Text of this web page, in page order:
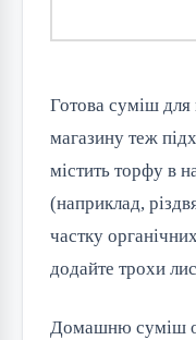
Готова суміш для
магазину теж
містить торфу в
(наприклад,
частку
додайте трохи
Домашню суміш